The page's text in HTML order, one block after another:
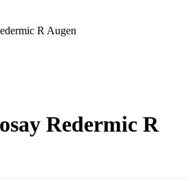
R Augen
Redermic R